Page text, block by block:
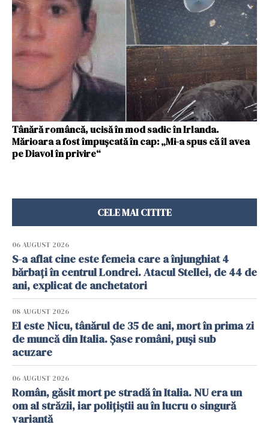
Tânără româncă, ucisă în mod sadic în Irlanda.
Mărioara a fost împușcată în cap: „Mi-a spus că îl avea
pe Diavol în privire“
CELE MAI CITITE
06 AUGUST 2026
S-a aflat cine este femeia care a înjunghiat 4
bărbați în centrul Londrei. Atacul Stellei, de 44 de
ani, explicat de anchetatori
08 AUGUST 2026
El este Nicu, tânărul de 35 de ani, mort în prima zi
de muncă din Italia. Șase români, puși sub
acuzare
06 AUGUST 2026
Român, găsit mort pe stradă în Italia. NU era un
om al străzii, iar polițiștii au în lucru o singură
variantă